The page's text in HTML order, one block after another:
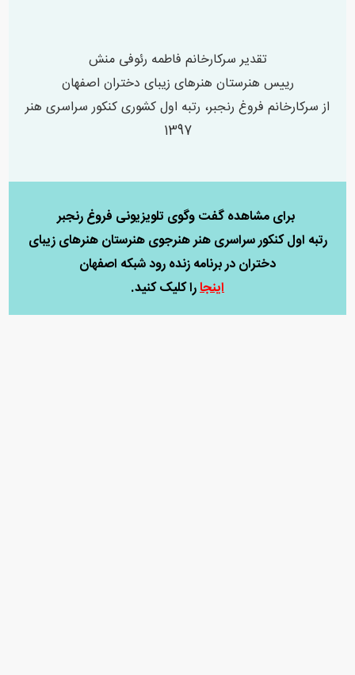
تقدیر سرکارخانم فاطمه رئوفی منش
رییس هنرستان هنرهای زیبای دختران اصفهان
از سرکارخانم فروغ رنجبر، رتبه اول کشوری کنکور سراسری هنر
1397
برای مشاهده گفت وگوی تلویزیونی فروغ رنجبر
رتبه اول کنکور سراسری هنر هنرجوی هنرستان هنرهای زیبای
دختران در برنامه زنده رود شبکه اصفهان
اینجارا کلیک کنید.